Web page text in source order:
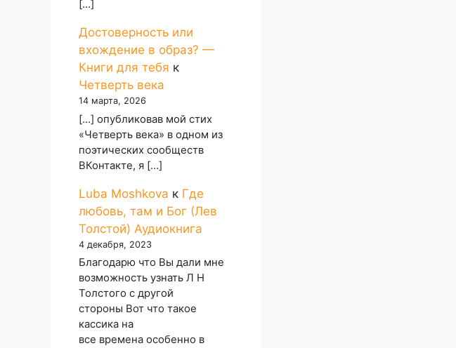
[…]
Достоверность или
вхождение в образ? —
Книги для тебя к
Четверть века
14 марта, 2026
[…] опубликовав мой стих
«Четверть века» в одном из
поэтических сообществ
ВКонтакте, я […]
Luba Moshkova к Где
любовь, там и Бог (Лев
Толстой) Аудиокнига
4 декабря, 2023
Благодарю что Вы дали мне
возможность узнать Л Н
Толстого с другой
стороны Вот что такое
кассика на
все времена особенно в